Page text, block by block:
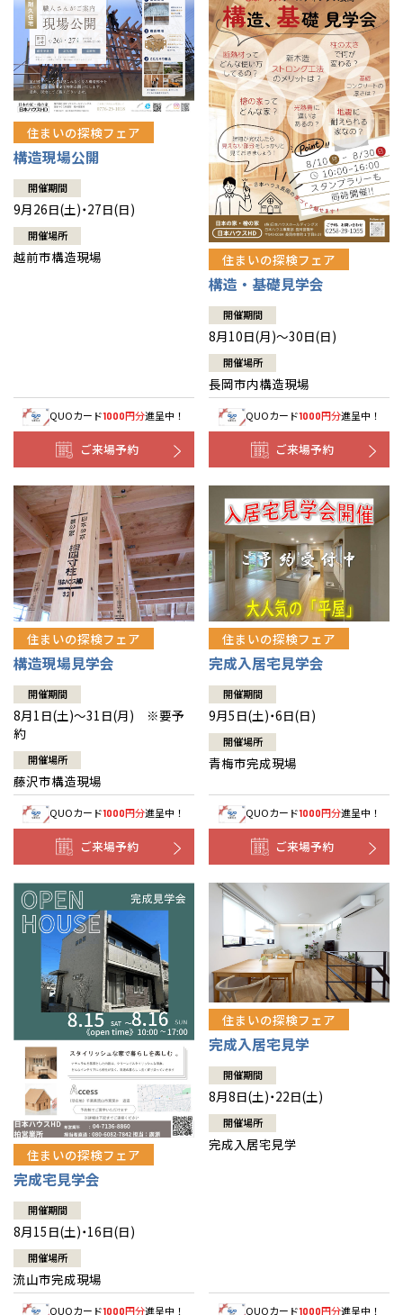
住まいの探検フェア
構造現場公開
開催期間
9月26日(土)・27日(日)
開催場所
越前市構造現場
QUOカード1000円分進呈中！
ご来場予約
住まいの探検フェア
構造・基礎見学会
開催期間
8月10日(月)～30日(日)
開催場所
長岡市内構造現場
QUOカード1000円分進呈中！
ご来場予約
住まいの探検フェア
構造現場見学会
開催期間
8月1日(土)～31日(月) ※要予
約
開催場所
藤沢市構造現場
QUOカード1000円分進呈中！
ご来場予約
住まいの探検フェア
完成入居宅見学会
開催期間
9月5日(土)・6日(日)
開催場所
青梅市完成現場
QUOカード1000円分進呈中！
ご来場予約
住まいの探検フェア
完成宅見学会
開催期間
8月15日(土)・16日(日)
開催場所
流山市完成現場
QUOカード1000円分進呈中！
住まいの探検フェア
完成入居宅見学
開催期間
8月8日(土)・22日(土)
開催場所
完成入居宅見学
QUOカード1000円分進呈中！